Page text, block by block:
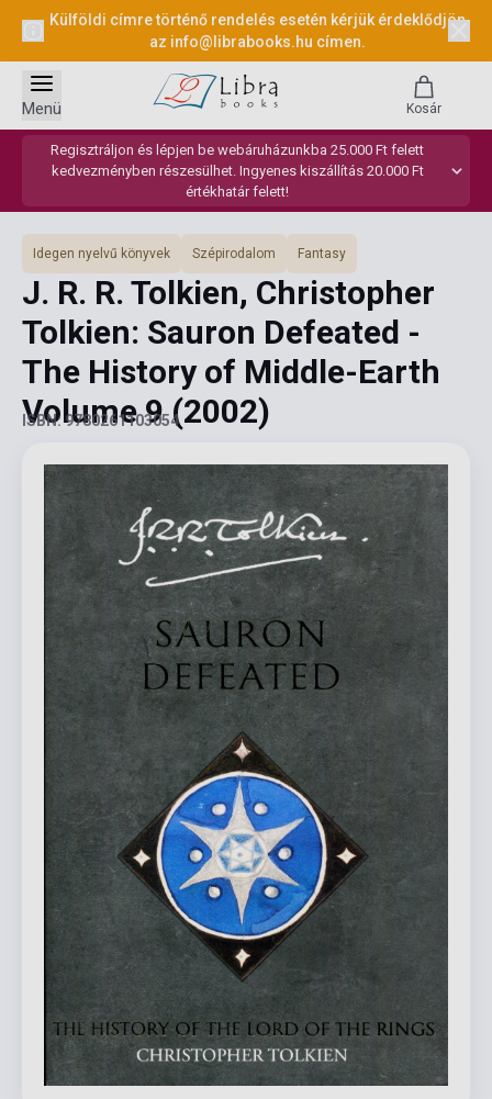
Külföldi címre történő rendelés esetén kérjük érdeklődjön
az info@librabooks.hu címen.
Regisztráljon és lépjen be webáruházunkba 25.000 Ft felett
kedvezményben részesülhet. Ingyenes kiszállítás 20.000 Ft
értékhatár felett!
Menü Kosár
Idegen nyelvű könyvek Szépirodalom Fantasy
J. R. R. Tolkien, Christopher
Tolkien: Sauron Defeated -
The History of Middle-Earth
Volume 9(2002)
ISBN: 9780261103054